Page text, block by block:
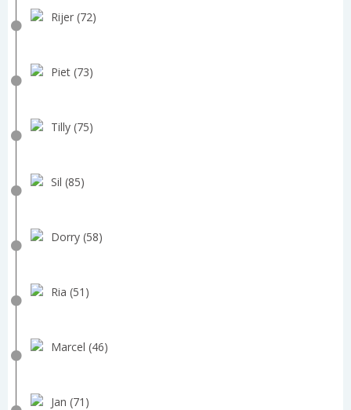
Rijer (72)
Piet (73)
Tilly (75)
Sil (85)
Dorry (58)
Ria (51)
Marcel (46)
Jan (71)